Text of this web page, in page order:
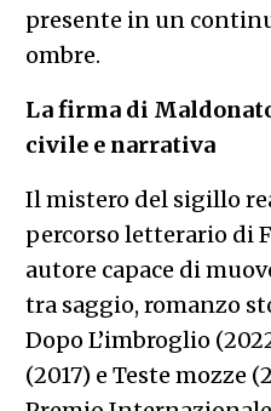
presente in un
ombre.
La firma di
civile e narrativa
Il mistero del sigillo
percorso letterario di
autore capace di
tra saggio, romanzo
Dopo L’imbroglio
(2017) e Teste mozze